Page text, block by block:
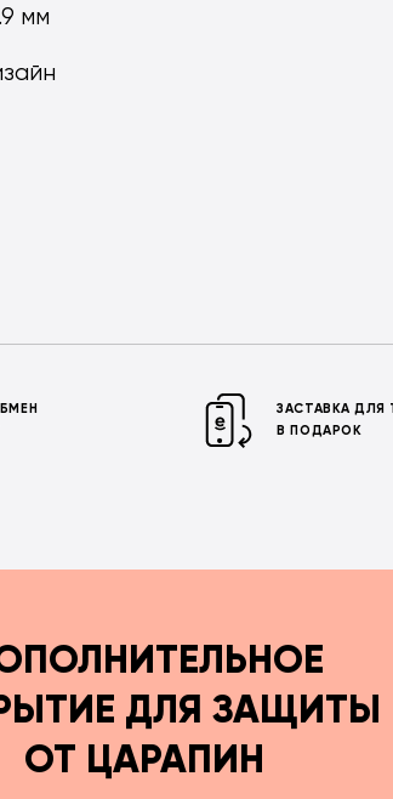
мм
ЗАСТАВКА ДЛЯ
В ПОДАРОК
ДЛЯ ЗАЩИТЫ
ОТ ЦАРАПИН